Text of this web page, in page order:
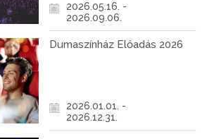
2026.05.16. -
2026.09.06.
Dumaszínház Előadás 2026
2026.01.01. -
2026.12.31.